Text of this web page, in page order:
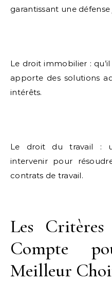
garantissant une défense
Le droit immobilier : qu’il
apporte des solutions
intérêts.
Le droit du travail :
intervenir pour
contrats de travail.
Les
Compte
Meilleur